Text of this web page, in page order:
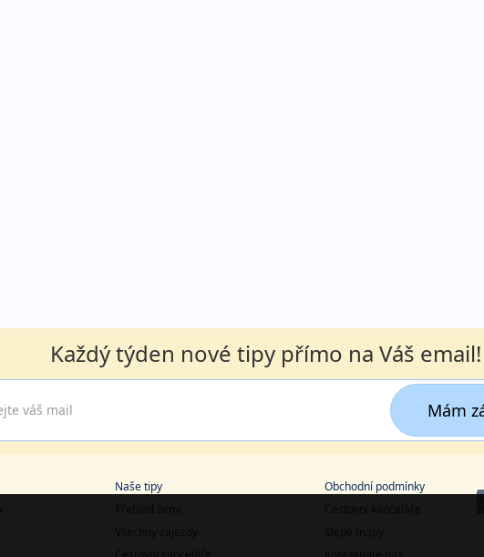
Každý týden nové tipy přímo na Váš email!
Mám
Naše tipy
Přehled zemí
Všechny zájezdy
Obchodní podmínky
Cestovní kanceláře
Slepé mapy